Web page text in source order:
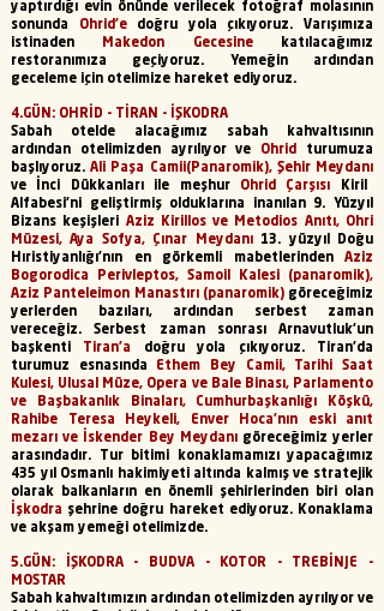
yaptırdığı evin önünde verilecek fotoğraf molasının
sonunda
Ohrid’e doğru yola çıkıyoruz. Varışımıza
istinaden
Makedon Gecesine
katılacağımız
restoranımıza geçiyoruz. Yemeğin ardından
geceleme için otelimize hareket ediyoruz.
4.GÜN: OHRİD - TİRAN - İŞKODRA
Sabah otelde alacağımız sabah kahvaltısının
ardından otelimizden ayrılıyor ve Ohrid turumuza
başlıyoruz.Ali Paşa Camii(Panaromik), Şehir Meydanı
ve İnci Dükkanları ile meşhurOhrid Çarşısı
Kiril
Alfabesi’ni geliştirmiş olduklarına inanılan 9. Yüzyıl
Bizans keşişleri Aziz Kirillos ve Metodios Anıtı, Ohri
Müzesi, Aya Sofya, Çınar Meydanı 13. yüzyıl Doğu
Hıristiyanlığı’nın en görkemli mabetlerinden Aziz
Bogorodica Perivleptos, Samoil Kalesi (panaromik),
Aziz Panteleimon Manastırı (panaromik) göreceğimiz
yerlerden bazıları, ardından serbest zaman
vereceğiz. Serbest zaman sonrası Arnavutluk’un
başkenti
Tiran’a
doğru yola çıkıyoruz. Tiran’da
turumuz esnasında Ethem Bey Camii, Tarihi Saat
Kulesi, Ulusal Müze, Opera ve Bale Binası, Parlamento
ve Başbakanlık Binaları, Cumhurbaşkanlığı Köşkü,
Rahibe Teresa Heykeli, Enver Hoca’nın eski anıt
mezarı ve İskender Bey Meydanı
göreceğimiz yerler
arasındadır. Tur bitimi konaklamamızı yapacağımız
435 yıl Osmanlı hakimiyeti altında kalmış ve stratejik
olarak balkanların en önemli şehirlerinden biri olan
İşkodra şehrine doğru hareket ediyoruz. Konaklama
ve akşam yemeği otelimizde.
5.GÜN: İŞKODRA - BUDVA - KOTOR - TREBİNJE -
MOSTAR
Sabah kahvaltımızın ardından otelimizden ayrılıyor ve